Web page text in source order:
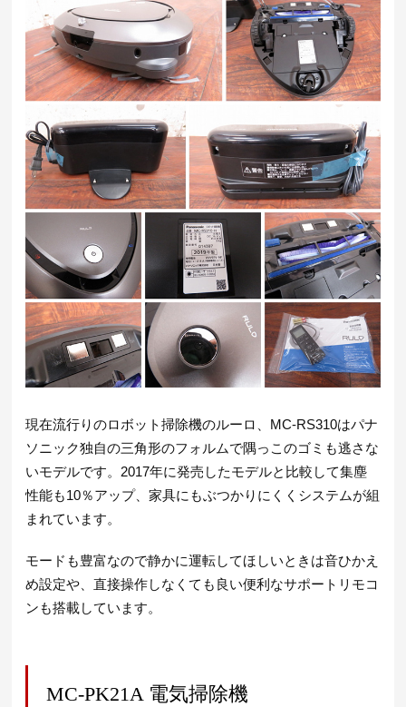
現在流行りのロボット掃除機のルーロ、MC-RS310はパナ
ソニック独自の三角形のフォルムで隅っこのゴミも逃さな
いモデルです。2017年に発売したモデルと比較して集塵
性能も10％アップ、家具にもぶつかりにくくシステムが組
まれています。
モードも豊富なので静かに運転してほしいときは音ひかえ
め設定や、直接操作しなくても良い便利なサポートリモコ
ンも搭載しています。
MC-PK21A 電気掃除機